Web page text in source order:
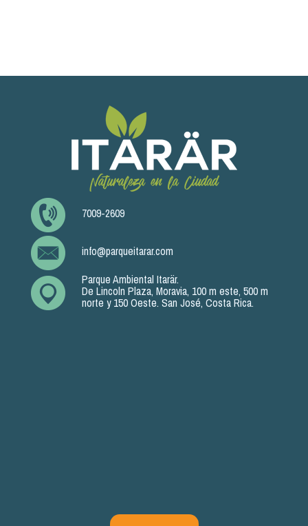
7009-2609
info@parqueitarar.com
Parque Ambiental Itarär.
De Lincoln Plaza, Moravia, 100 m este, 500 m
norte y 150 Oeste. San José, Costa Rica.